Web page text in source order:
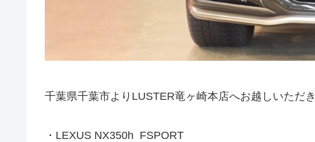
千葉県千葉市よりLUSTER竜ヶ崎本店へお越しいただき
・LEXUS NX350h FSPORT